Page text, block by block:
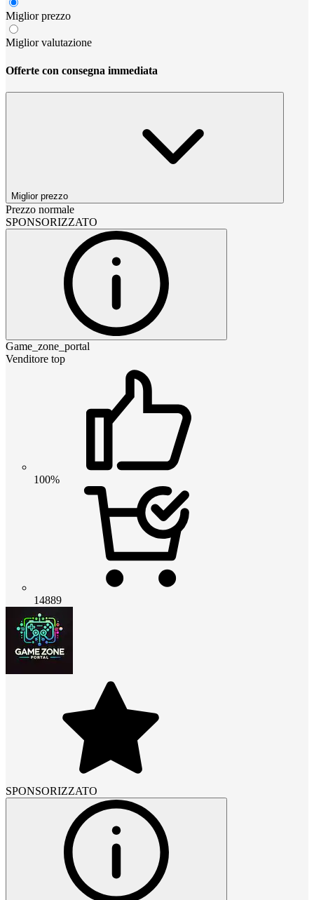
Miglior prezzo
Miglior valutazione
Offerte con consegna immediata
Miglior prezzo
Prezzo normale
SPONSORIZZATO
Game_zone_portal
Venditore top
100%
14889
SPONSORIZZATO